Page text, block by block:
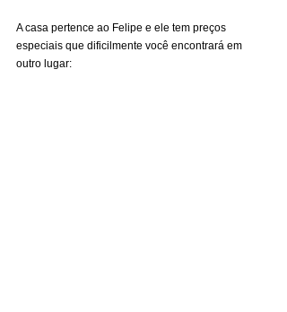
A casa pertence ao Felipe e ele tem preços
especiais que dificilmente você encontrará em
outro lugar: